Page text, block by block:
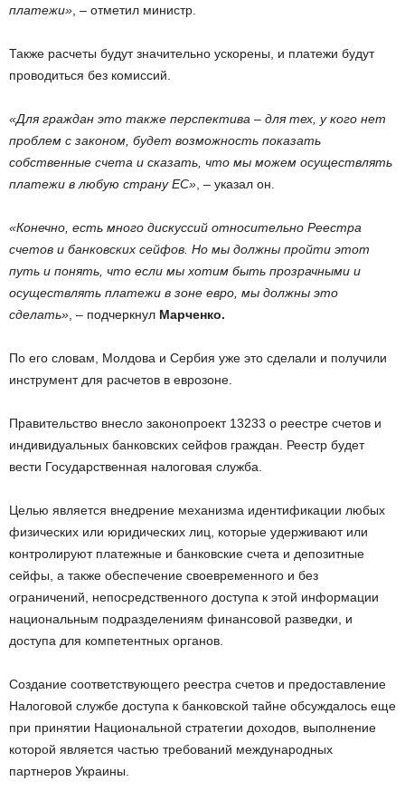
платежи» , – отметил министр.
Также расчеты будут значительно ускорены, и платежи будут
проводиться без комиссий.
«Для граждан это также перспектива – для тех, у кого нет
проблем с законом, будет возможность показать
собственные счета и сказать, что мы можем осуществлять
платежи в любую страну ЕС» , – указал он.
«Конечно, есть много дискуссий относительно Реестра
счетов и банковских сейфов. Но мы должны пройти этот
путь и понять, что если мы хотим быть прозрачными и
осуществлять платежи в зоне евро, мы должны это
сделать» , – подчеркнул Марченко.
По его словам, Молдова и Сербия уже это сделали и получили
инструмент для расчетов в еврозоне.
Правительство внесло законопроект 13233 о реестре счетов и
индивидуальных банковских сейфов граждан. Реестр будет
вести Государственная налоговая служба.
Целью является внедрение механизма идентификации любых
физических или юридических лиц, которые удерживают или
контролируют платежные и банковские счета и депозитные
сейфы, а также обеспечение своевременного и без
ограничений, непосредственного доступа к этой информации
национальным подразделениям финансовой разведки, и
доступа для компетентных органов.
Создание соответствующего реестра счетов и предоставление
Налоговой службе доступа к банковской тайне обсуждалось еще
при принятии Национальной стратегии доходов, выполнение
которой является частью требований международных
партнеров Украины.